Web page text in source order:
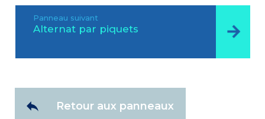
Panneau suivant
Alternat par piquets
Retour aux panneaux